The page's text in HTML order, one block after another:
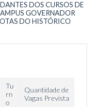
DOS CURSOS DE
GOVERNADOR
DO HISTÓRICO
Tu
rn
o
Quantidade de
Vagas Prevista